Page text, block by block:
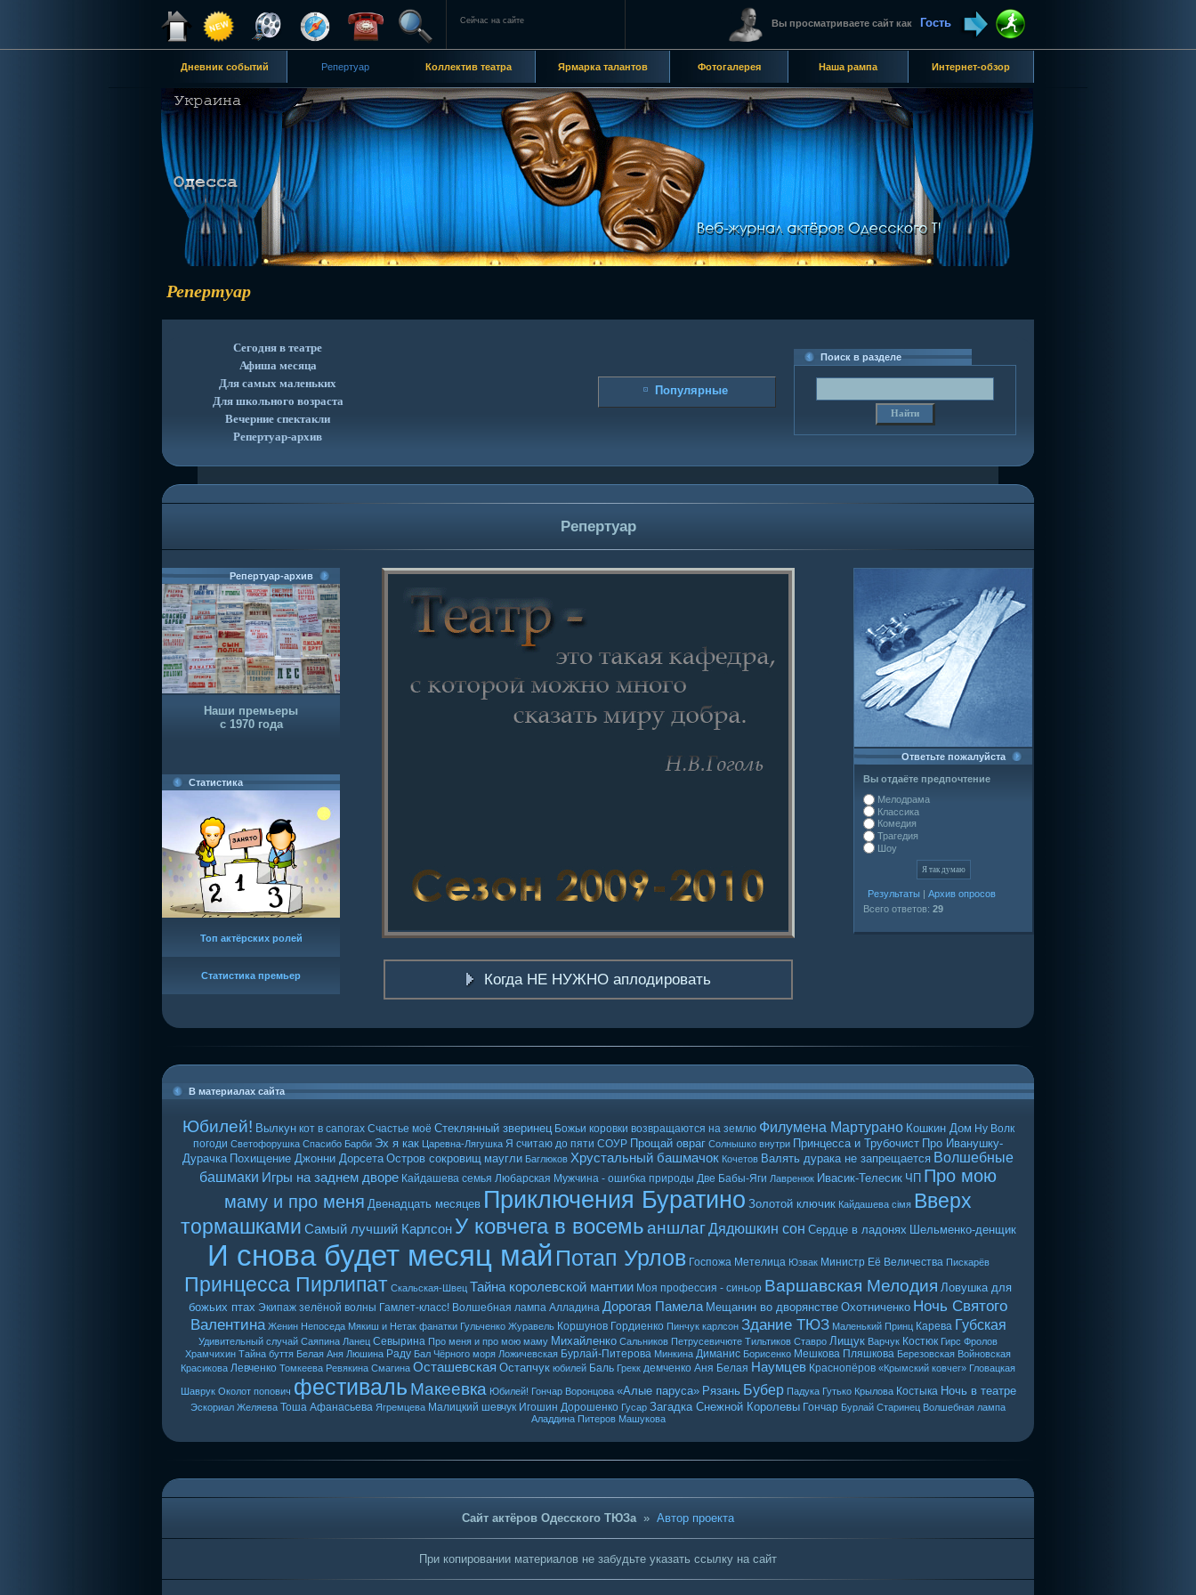
Сейчас на сайте Вы просматриваете сайт как Гость
Дневник событий Репертуар Коллектив театра Ярмарка талантов Фотогалерея Наша рампа Интернет-обзор
Репертуар
Сегодня в театре
Афиша месяца
Для самых маленьких
Для школьного возраста
Вечерние спектакли
Репертуар-архив
Популярные
Поиск в разделе
Репертуар
Репертуар-архив
Наши премьеры
с 1970 года
Статистика
Топ актёрских ролей
Статистика премьер Когда НЕ НУЖНО аплодировать
Ответьте пожалуйста
Вы отдаёте предпочтение
Мелодрама
Классика
Комедия
Трагедия
Шоу
Результаты
Архив опросов
Всего ответов: 29
В материалах сайта
Юбилей! Вылкун кот в сапогах Счастье моё Стеклянный зверинец Божьи коровки возвращаются на землю Филумена Мартурано Кошкин Дом Ну Волк
погоди Светофорушка Спасибо Барби Эх я как Царевна-Лягушка Я считаю до пяти СОУР Прощай овраг Солнышко внутри Принцесса и Трубочист Про Иванушку-
Дурачка Похищение Джонни Дорсета Остров сокровищ маугли Баглюков Хрустальный башмачок Кочетов Валять дурака не запрещается Волшебные
башмаки Игры на заднем дворе Кайдашева семья Любарская Мужчина - ошибка природы Две Бабы-Яги Лавренюк Ивасик-Телесик ЧП Про мою
маму и про меня Двенадцать месяцев Приключения Буратино Золотой ключик Кайдашева сiмя Вверх
тормашками Самый лучший Карлсон У ковчега в восемь аншлаг Дядюшкин сон Сердце в ладонях Шельменко-денщик
И снова будет месяц май Потап Урлов Госпожа Метелица Юзвак Министр Её Величества Пискарёв
Принцесса Пирлипат Скальская-Швец Тайна королевской мантии Моя профессия - синьор Варшавская Мелодия Ловушка для
божьих птах Экипаж зелёной волны Гамлет-класс! Волшебная лампа Алладина Дорогая Памела Мещанин во дворянстве Охотниченко Ночь Святого
Валентина Женин Непоседа Мякиш и Нетак фанатки Гульченко Журавель Коршунов Гордиенко Пинчук карлсон Здание ТЮЗ Маленький Принц Карева Губская
Удивительный случай Саяпина Ланец Севырина Про меня и про мою маму Михайленко Сальников Петрусевичюте Тильтиков Ставро Лищук Варчук Костюк Гирс Фролов
Храмчихин Тайна буття Белая Аня Люшина Раду Бал Чёрного моря Ложичевская Бурлай-Питерова Минкина Диманис Борисенко Мешкова Пляшкова Березовская Войновская
Красикова Левченко Томкеева Ревякина Смагина Осташевская Остапчук юбилей Баль Грекк демченко Аня Белая Наумцев Краснопёров «Крымский ковчег» Гловацкая
Шаврук Околот попович фестиваль Макеевка Юбилей! Гончар Воронцова «Алые паруса» Рязань Бубер Падука Гутько Крылова Костыка Ночь в театре
Эскориал Желяева Тоша Афанасьева Ягремцева Малицкий шевчук Игошин Дорошенко Гусар Загадка Снежной Королевы Гончар Бурлай Старинец Волшебная лампа
Аладдина Питеров Машукова
Сайт актёров Одесского ТЮЗа» Автор проекта
При копировании материалов не забудьте указать ссылку на сайт